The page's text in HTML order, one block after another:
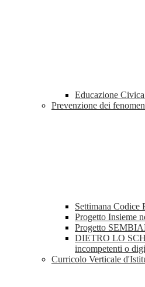
Educazione
Prevenzione dei
Settimana Codice
Progetto Insieme
Progetto
DIETRO LO
incompetenti o
Curricolo Verticale